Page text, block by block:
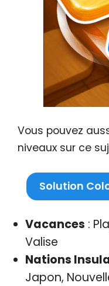
Vous pouvez
niveaux sur ce
Solution
Vacances :
Valise
Nations
Japon,